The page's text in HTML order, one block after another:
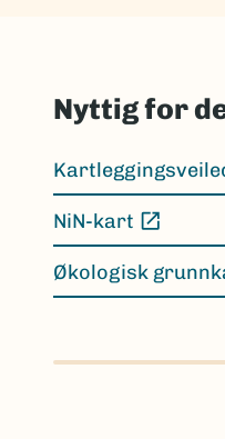
Nyttig for
NiN-kart
(Ekstern lenke)
Økologisk
(Ekstern lenke)